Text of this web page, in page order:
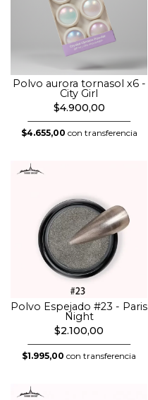
Polvo aurora tornasol x6 -
City Girl
$4.900,00
$4.655,00 con transferencia
Polvo Espejado #23 - Paris
Night
$2.100,00
$1.995,00 con transferencia